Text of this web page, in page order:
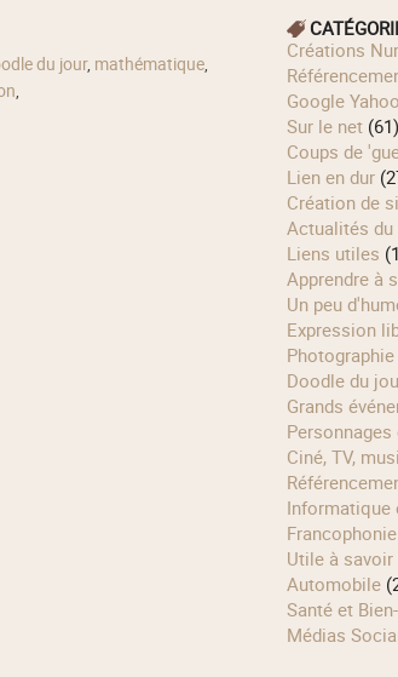
du jour, mathématique,
,
Créations
Google
Sur le net(61)
Coups de
Lien en dur
Création de
Actualités
Liens utiles
Apprendre
Un peu
Expression
Doodle du
Grands
Ciné, TV,
Francophonie
Utile à savoir
Automobile
Santé et
Médias